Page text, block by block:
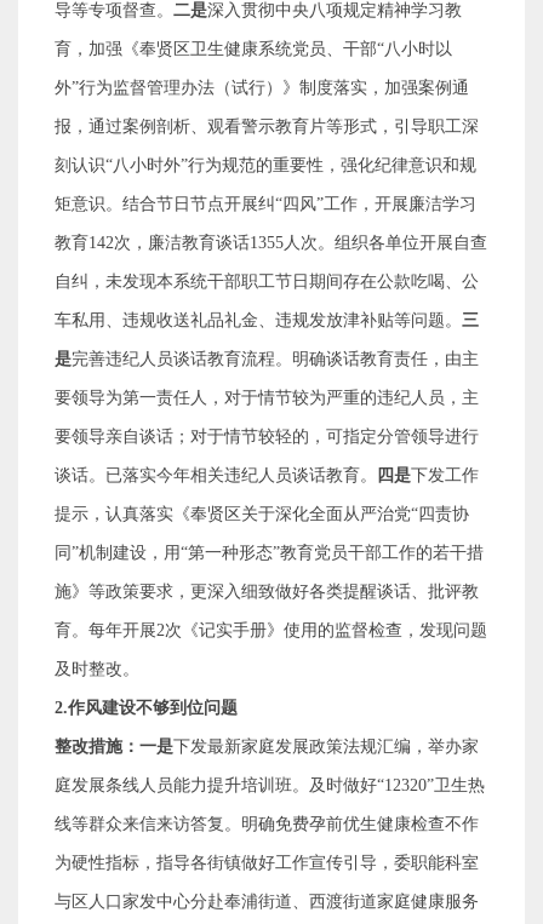
导等专项督查。 二是深入贯彻中央八项规定精神学习教
育，加强《奉贤区卫生健康系统党员、干部“八小时以
外”行为监督管理办法（试行）》制度落实， 加强案例通
报， 通过案例剖析、观看警示教育片等形式，引导职工深
刻认识“八小时外”行为规范的重要性，强化纪律意识和规
矩意识。结合节日节点开展纠“四风”工作， 开展廉洁学习
教育142次，廉洁教育谈话1355人次。 组织各单位开展自查
自纠 ， 未发现本系统干部职工节日期间存在公款吃喝、公
车私用、违规收送礼品礼金、违规发放津补贴等问题。 三
是完善违纪人员谈话教育流程。明确谈话教育责任，由主
要领导为第一责任人，对于情节较为严重的违纪人员，主
要领导亲自谈话；对于情节较轻的，可指定分管领导进行
谈话。已落实今年相关违纪人员谈话教育。 四是下发工作
提示，认真落实《奉贤区关于深化全面从严治党“四责协
同 ”机制建设，用“第一种形态”教育党员干部工作的若干措
施》等政策要求，更深入细致做好各类提醒谈话、批评教
育。每年开展2次《记实手册》使用的监督检查，发现问题
及时整改。
2.作风建设不够到位问题
整改措施：一是下发最新家庭发展政策法规汇编，举办家
庭发展条线人员能力提升培训班。及时做好“12320”卫生热
线等群众来信来访答复。明确免费孕前优生健康检查不作
为硬性指标，指导各街镇做好工作宣传引导 ， 委职能科室
与区人口家发中心分赴奉浦街道、西渡街道家庭健康服务